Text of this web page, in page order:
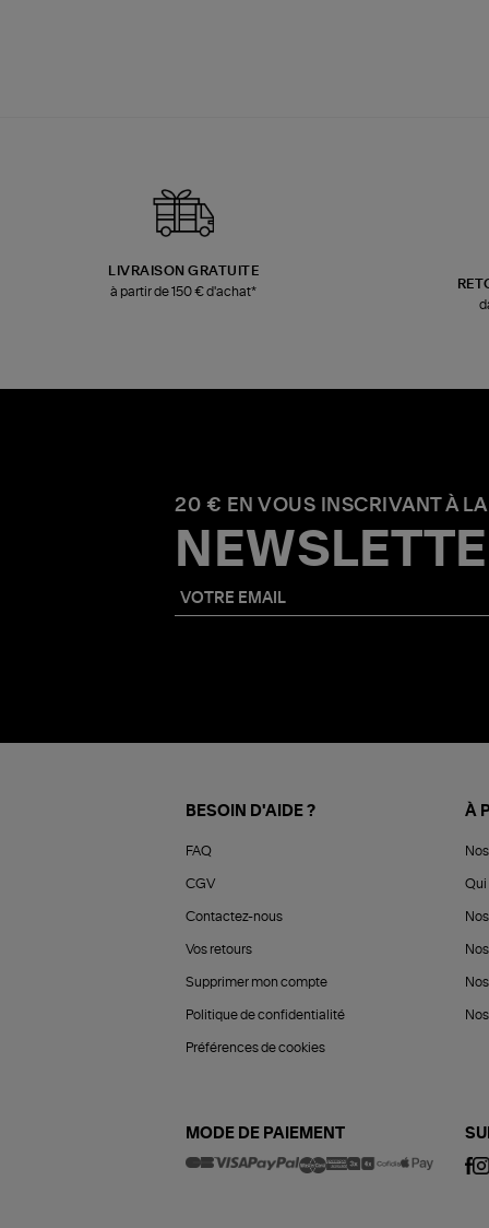
LIVRAISON GRATUITE
à partir de 150 € d'achat*
20 € EN VOUS INSCRIVANT À LA
BESOIN D'AIDE ?
FAQ
CGV
Contactez-nous
Vos retours
Supprimer mon compte
Politique de confidentialité
Préférences de cookies
À
Qui
MODE DE PAIEMENT